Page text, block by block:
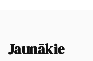
Jaunākie